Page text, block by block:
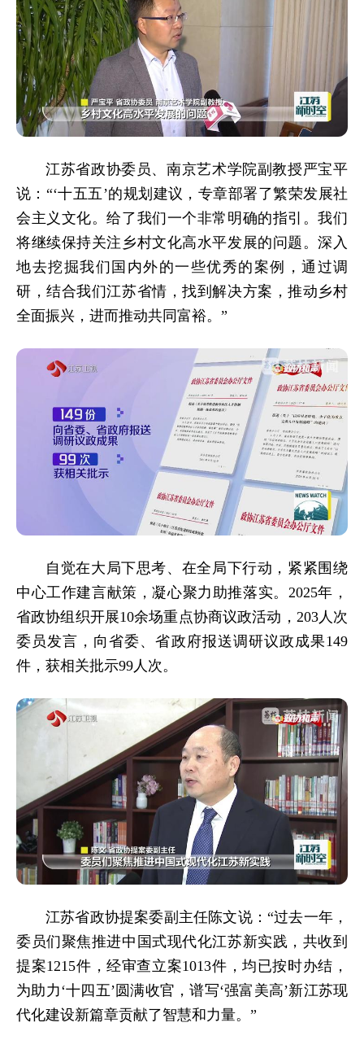
江苏省政协委员、南京艺术学院副教授严宝平
说：“‘十五五’的规划建议，专章部署了繁荣发展社
会主义文化。给了我们一个非常明确的指引。我们
将继续保持关注乡村文化高水平发展的问题。深入
地去挖掘我们国内外的一些优秀的案例，通过调
研，结合我们江苏省情，找到解决方案，推动乡村
全面振兴，进而推动共同富裕。”
自觉在大局下思考、在全局下行动，紧紧围绕
中心工作建言献策，凝心聚力助推落实。2025年，
省政协组织开展10余场重点协商议政活动，203人次
委员发言，向省委、省政府报送调研议政成果149
件，获相关批示99人次。
江苏省政协提案委副主任陈文说：“过去一年，
委员们聚焦推进中国式现代化江苏新实践，共收到
提案1215件，经审查立案1013件，均已按时办结，
为助力‘十四五’圆满收官，谱写‘强富美高’新江苏现
代化建设新篇章贡献了智慧和力量。”